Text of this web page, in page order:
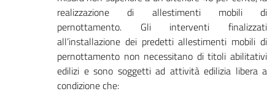
realizzazione di allestimenti mobili di
pernottamento. Gli interventi finalizzati
all’installazione dei predetti allestimenti mobili di
pernottamento non necessitano di titoli abilitativi
edilizi e sono soggetti ad attività edilizia libera a
condizione che: